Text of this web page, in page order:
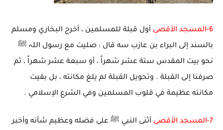
6-المسجد الأقصى
أول قبلة للمسلمين ، أخرج البخاري ومسلم
بالسند إلى البراء بن عازب سه قال : صليت مع رسول اللہ ﷺ
نحو بيت المقدس ستة عشر شهراً ، أو سبعة عشر شهراً ، ثم
صرفنا إلى القبلة . وتحويل القبلة لم يلغ مكانته ، بل بقيت
مكانته عظيمة في قلوب المسلمين وفي الشرع الإسلامي .
7-المسجد الأقصى
أثنى النبي ﷺ على فضله وعظيم شأنه وأخبر